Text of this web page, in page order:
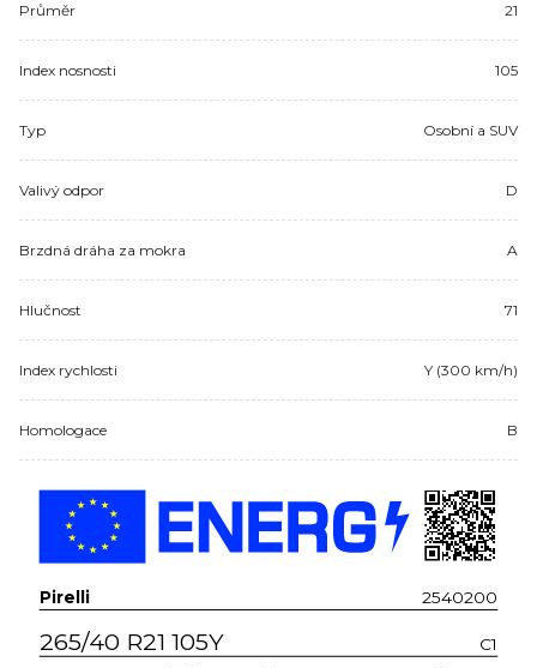
Průměr 21
Index nosnosti 105
Typ Osobní a SUV
Valivý odpor D
Brzdná dráha za mokra A
Hlučnost 71
Index rychlosti Y (300 km/h)
Homologace B
Pirelli 2540200
265/40 R21 105Y C1